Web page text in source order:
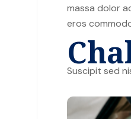
massa dolor
eros
Suscipit sed